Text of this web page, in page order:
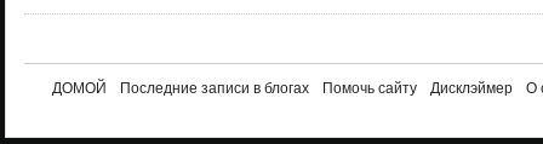
ДОМОЙ Последние записи в блогах Помочь сайту Дисклэймер О